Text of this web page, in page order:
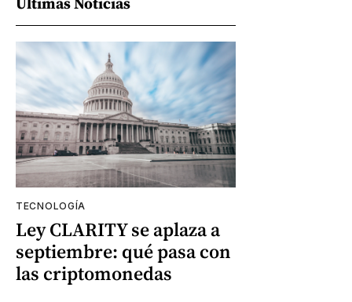
TECNOLOGÍA
Ley CLARITY se aplaza a
septiembre: qué pasa con
las criptomonedas